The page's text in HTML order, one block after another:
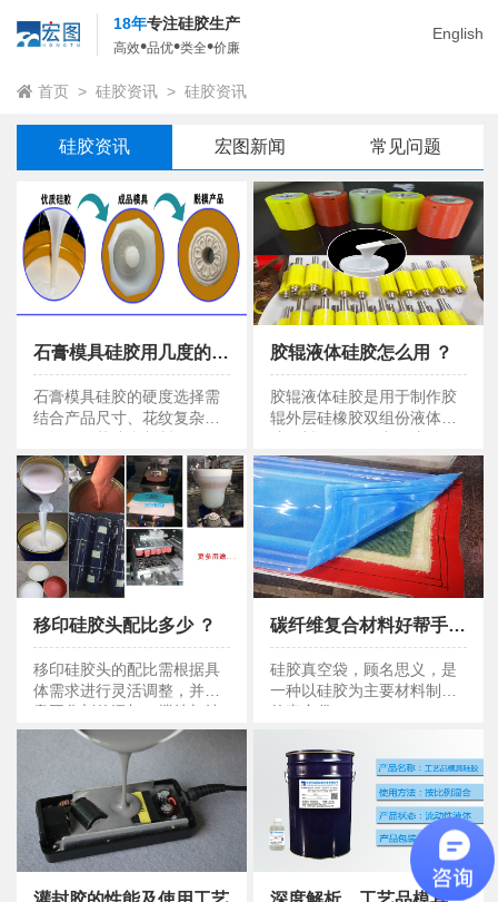
English
18年专注硅胶生产
高效•品优•类全•价廉
首页 > 硅胶资讯 > 硅胶资讯
硅胶资讯 宏图新闻 常见问题
石膏模具硅胶用几度的好 ？
石膏模具硅胶用几度的好 ？
石膏模具硅胶的硬度选择需
结合产品尺寸、花纹复杂度
胶辊液体硅胶怎么用
胶辊液体硅胶怎么用 ？
胶辊液体硅胶是用于制作胶
辊外层硅橡胶双组份液体硅
性，粘度低，缩水率低等特
点。
移印硅胶头配比多少
移印硅胶头配比多少 ？
移印硅胶头的配比需根据具
体需求进行灵活调整，并注
意固化剂的添加、搅拌与抽
空处理以及固化时间和脱模
时间的控制。
硅胶真空袋优势解答
碳纤维复合材料好帮手：硅胶真空袋优势解答！
硅胶真空袋，顾名思义，是
一种以硅胶为主要材料制成
的真空袋。